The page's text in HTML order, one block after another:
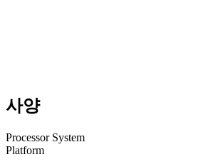
사양
Processor System
Platform